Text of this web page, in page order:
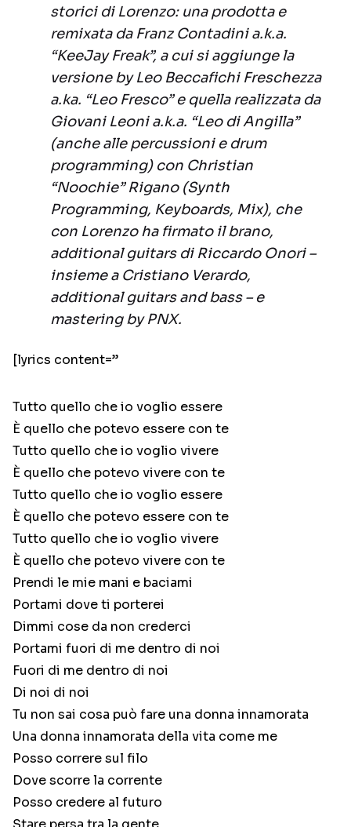
storici di Lorenzo: una prodotta e
remixata da Franz Contadini a.k.a.
“KeeJay Freak”, a cui si aggiunge la
versione by Leo Beccafichi Freschezza
a.ka. “Leo Fresco” e quella realizzata da
Giovani Leoni a.k.a. “Leo di Angilla”
(anche alle percussioni e drum
programming) con Christian
“Noochie” Rigano (Synth
Programming, Keyboards, Mix), che
con Lorenzo ha firmato il brano,
additional guitars di Riccardo Onori –
insieme a Cristiano Verardo,
additional guitars and bass – e
mastering by PNX.
[lyrics content=”
Tutto quello che io voglio essere
È quello che potevo essere con te
Tutto quello che io voglio vivere
È quello che potevo vivere con te
Tutto quello che io voglio essere
È quello che potevo essere con te
Tutto quello che io voglio vivere
È quello che potevo vivere con te
Prendi le mie mani e baciami
Portami dove ti porterei
Dimmi cose da non crederci
Portami fuori di me dentro di noi
Fuori di me dentro di noi
Di noi di noi
Tu non sai cosa può fare una donna innamorata
Una donna innamorata della vita come me
Posso correre sul filo
Dove scorre la corrente
Posso credere al futuro